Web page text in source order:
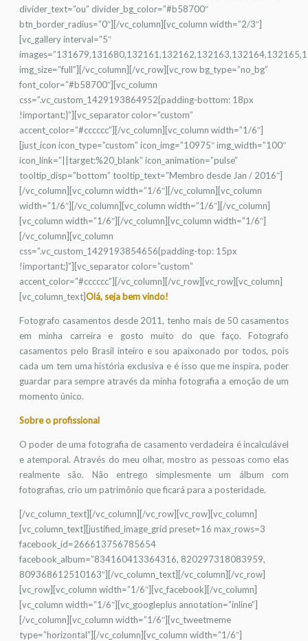
divider_text=”ou” divider_bg_color=”#b58700″
btn_border_radius=”0″][/vc_column][vc_column width=”2/3″]
[vc_gallery interval=”5″
img_size=”full”][/vc_column][/vc_row][vc_row bg_type=”no_bg”
font_color=”#b58700″][vc_column
css=”.vc_custom_1429193864952{padding-bottom: 18px
!important;}”][vc_separator color=”custom”
accent_color=”#cccccc”][/vc_column][vc_column width=”1/6″]
[just_icon icon_type=”custom” icon_img=”10975″ img_width=”100″
icon_link=”||target:%20_blank” icon_animation=”pulse”
tooltip_disp=”bottom” tooltip_text=”Membro desde Jan / 2016″]
[/vc_column][vc_column width=”1/6″][/vc_column][vc_column
width=”1/6″][/vc_column][vc_column width=”1/6″][/vc_column]
[vc_column width=”1/6″][/vc_column][vc_column width=”1/6″]
[/vc_column][vc_column
css=”.vc_custom_1429193854656{padding-top: 15px
!important;}”][vc_separator color=”custom”
accent_color=”#cccccc”][/vc_column][/vc_row][vc_row][vc_column]
[vc_column_text]Olá, seja bem vindo!
Fotografo casamentos desde 2011, tenho mais de 50 casamentos
em minha carreira e gosto muito do que faço. Fotografo
casamentos pelo Brasil inteiro e sou apaixonado por todos, pois
cada um tem uma história exclusiva e é isso que me inspira, poder
guardar para sempre através da minha fotografia a emoção de um
momento único.
Sobre o profissional
O poder de uma fotografia de casamento verdadeira é incalculável
e atemporal. Através do meu olhar, mostro as pessoas como elas
realmente são. Não entrego simplesmente um álbum com
fotografias, crio um patrimônio que ficará para a posteridade.
[/vc_column_text][/vc_column][/vc_row][vc_row][vc_column]
[vc_column_text][justified_image_grid preset=16 max_rows=3
facebook_id=266613756785654
facebook_album=”834160413364316, 820297318083959,
809368612510163″][/vc_column_text][/vc_column][/vc_row]
[vc_row][vc_column width=”1/6″][vc_facebook][/vc_column]
[vc_column width=”1/6″][vc_googleplus annotation=”inline”]
[/vc_column][vc_column width=”1/6″][vc_tweetmeme
type=”horizontal”][/vc_column][vc_column width=”1/6″]